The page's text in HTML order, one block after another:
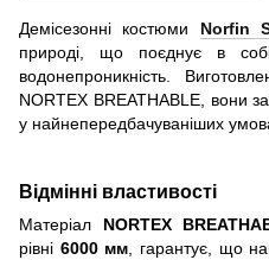
Демісезонні костюми Norfin
природі, що поєднує в собі
водонепроникність.
NORTEX BREATHABLE, вони
у найнепередбачуваніших
Відмінні властивості
Матеріал NORTEX
рівні 6000 мм, гарантує, що